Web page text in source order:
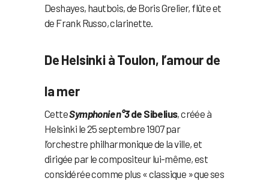
Deshayes, hautbois, de Boris Grelier, flûte et
de Frank Russo, clarinette.
De Helsinki à Toulon, l’amour de
la mer
CetteSymphonie n°3de Sibelius, créée à
Helsinki le 25 septembre 1907 par
l’orchestre philharmonique de la ville, et
dirigée par le compositeur lui-même, est
considérée comme plus « classique » que ses